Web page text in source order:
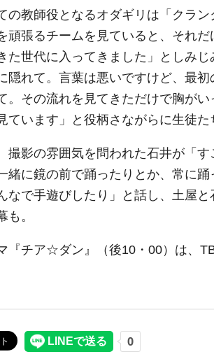
の教師役となるオダギリは「クラ
頑張るチームを見ていると、それ
た世代に入ってきました」としみ
隠れて。言葉は悪いですけど、最
。その流れを見てきただけで胸が
ています」と役柄さながらに生徒た
撮影の雰囲気を問われた石井が「
緒に鏡の前で踊ったりとか、常に
なで手遊びしたり」と話し、土屋
も。
『チア☆ダン』（後10・00）は、